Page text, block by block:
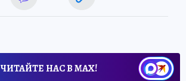
ЧИТАЙТЕ НАС В МАХ!